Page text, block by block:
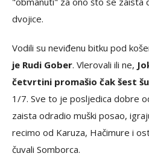
dvojice.
Vodili su neviđenu bitku pod
je Rudi Gober. Vlerovali ili ne,
četvrtini promašio čak šest
1/7. Sve to je posljedica dobre
zaista odradio muški posao,
recimo od Karuza, Hačimure i
čuvali Somborca.